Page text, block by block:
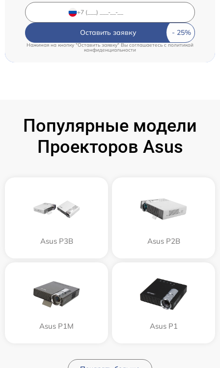
Оставить заявку
Нажимая на кнопку "Оставить заявку" Вы соглашаетесь cполитикой
конфиденциальности
Популярные модели
Проекторов Asus
Asus P3B Asus P2B
Asus P1M Asus P1